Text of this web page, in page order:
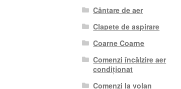
Cântare de aer
Clapete de aspirare
Coarne Coarne
Comenzi încălzire aer
condiționat
Comenzi la volan